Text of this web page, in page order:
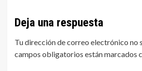
Deja una respuesta
Tu dirección de correo electrónico no
campos obligatorios están marcados